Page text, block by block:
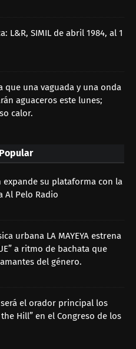
L&R, SIMIL de abril 1984, al 1
que una vaguada y una onda
aguaceros este lunes;
calor.
expande su plataforma con la
Al Pelo Radio
urbana LA MAYEYA estrena
a ritmo de bachata que
del género.
el orador principal los
Hill” en el Congreso de los